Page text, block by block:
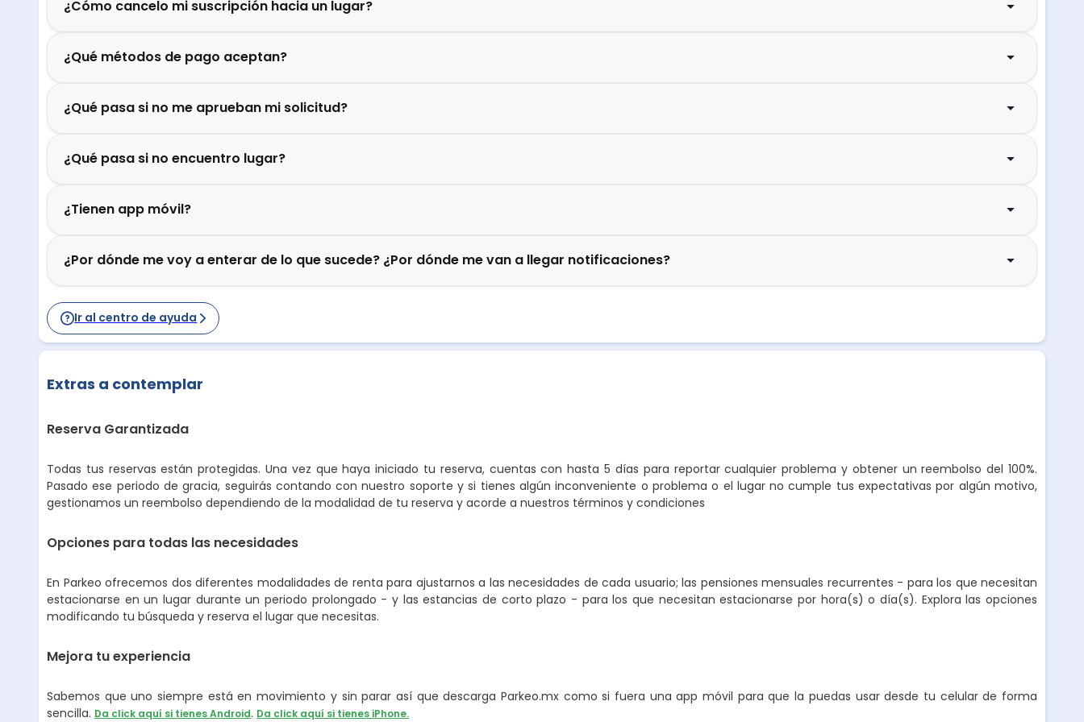
¿Cómo cancelo mi suscripción hacia un lugar?
¿Qué métodos de pago aceptan?
¿Qué pasa si no me aprueban mi solicitud?
¿Qué pasa si no encuentro lugar?
¿Tienen app móvil?
¿Por dónde me voy a enterar de lo que sucede? ¿Por dónde me van a llegar notificaciones?
Ir al centro de ayuda
Extras a contemplar
Reserva Garantizada
Todas tus reservas están protegidas. Una vez que haya iniciado tu reserva, cuentas con hasta 5 días para reportar cualquier problema y obtener un reembolso del 100%.
Pasado ese periodo de gracia, seguirás contando con nuestro soporte y si tienes algún inconveniente o problema o el lugar no cumple tus expectativas por algún motivo,
gestionamos un reembolso dependiendo de la modalidad de tu reserva y acorde a nuestros términos y condiciones
Opciones para todas las necesidades
En Parkeo ofrecemos dos diferentes modalidades de renta para ajustarnos a las necesidades de cada usuario; las pensiones mensuales recurrentes - para los que necesitan
estacionarse en un lugar durante un periodo prolongado - y las estancias de corto plazo - para los que necesitan estacionarse por hora(s) o día(s). Explora las opciones
modificando tu búsqueda y reserva el lugar que necesitas.
Mejora tu experiencia
Sabemos que uno siempre está en movimiento y sin parar así que descarga Parkeo.mx como si fuera una app móvil para que la puedas usar desde tu celular de forma
sencilla. Da click aquí si tienes Android. Da click aquí si tienes iPhone.